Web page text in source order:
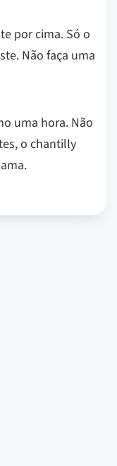
por cima. Só o
Não faça uma
uma hora. Não
o chantilly